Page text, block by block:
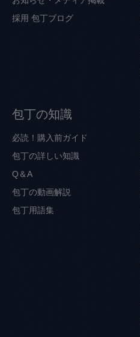
採用 包丁ブログ
包丁の知識
必読！購入前ガイド
包丁の詳しい知識
Q＆A
包丁の動画解説
包丁用語集